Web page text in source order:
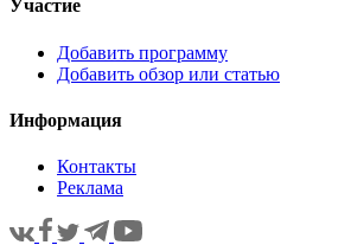
Участие
Добавить программу
Добавить обзор или статью
Информация
Контакты
Реклама